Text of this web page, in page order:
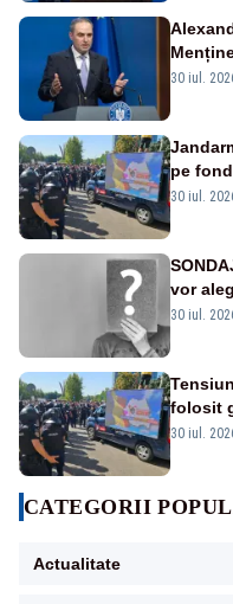
30 iul.
pe
masiv
30 iul.
vor
30 iul.
folosit
30 iul.
CATEGORII
Actualitate